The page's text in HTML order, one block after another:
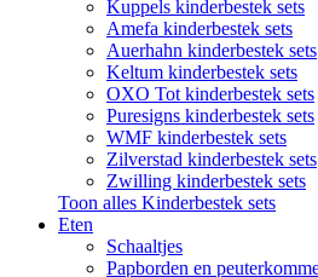
Kuppels kinderbestek sets
Amefa kinderbestek sets
Auerhahn kinderbestek sets
Keltum kinderbestek sets
OXO Tot kinderbestek sets
Puresigns kinderbestek sets
WMF kinderbestek sets
Zilverstad kinderbestek sets
Zwilling kinderbestek sets
Toon alles Kinderbestek sets
Eten
Schaaltjes
Papborden en